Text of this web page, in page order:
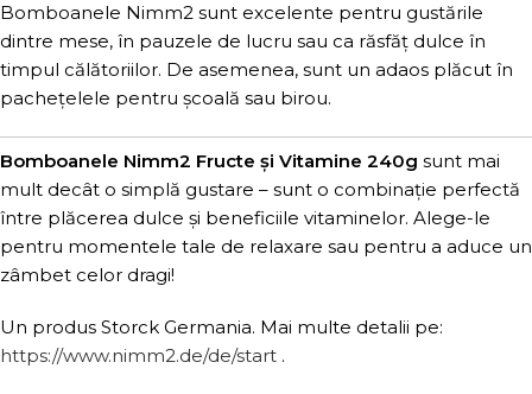
Bomboanele Nimm2 sunt excelente pentru gustările
dintre mese, în pauzele de lucru sau ca răsfăț dulce în
timpul călătoriilor. De asemenea, sunt un adaos plăcut în
pachețelele pentru școală sau birou.
Bomboanele Nimm2 Fructe și Vitamine 240g sunt mai
mult decât o simplă gustare – sunt o combinație perfectă
între plăcerea dulce și beneficiile vitaminelor. Alege-le
pentru momentele tale de relaxare sau pentru a aduce un
zâmbet celor dragi!
Un produs Storck Germania. Mai multe detalii pe:
https://www.nimm2.de/de/start .